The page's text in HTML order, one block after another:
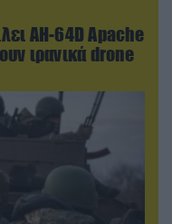
AH-64D Apache
ιρανικά drone